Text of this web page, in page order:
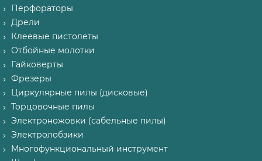
Перфораторы
Дрели
Клеевые пистолеты
Отбойные молотки
Гайковерты
Фрезеры
Циркулярные пилы (дисковые)
Торцовочные пилы
Электроножовки (сабельные пилы)
Электролобзики
Многофункциональный инструмент